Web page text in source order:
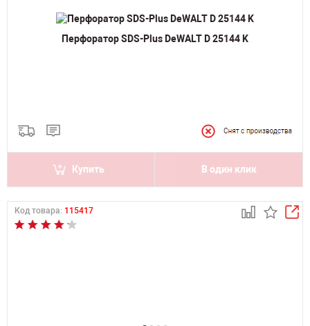
Перфоратор SDS-Plus DeWALT D 25144 K
Купить В один клик
Код товара: 115417